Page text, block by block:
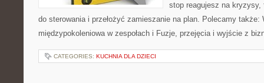
stop reagujesz na
do sterowania i przełożyć zamieszanie na plan. Polecamy także:
międzypokoleniowa w zespołach i Fuzje, przejęcia i wyjście z
CATEGORIES: KUCHNIA DLA DZIECI